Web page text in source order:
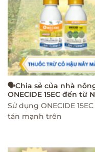
🗣Chia sẻ của nhà
ONECIDE 15EC đến từ
Sử dụng ONECIDE
tán mạnh trên